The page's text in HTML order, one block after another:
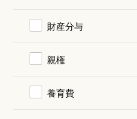
財産分与
親権
養育費